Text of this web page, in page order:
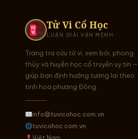
Tử Vi Cổ Học
LUẬN GIẢI VẬN MỆNH
Trang tra cứu tử vi, xem bói, phong
thủy và huyền học cổ truyền uy tín —
giúp bạn định hướng tương lai theo
tinh hoa phương Đông.
info@tuvicohoc.com.vn
tuvicohoc.com.vn